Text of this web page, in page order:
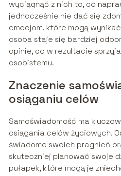
wyciągnąć z nich to, co
jednocześnie nie dać się
emocjom, które mogą
osoba staje się bardziej
opinie, co w rezultacie
osobistemu.
Znaczenie
osiąganiu celów
Samoświadomość ma
osiągania celów życiowych.
świadome swoich pragnień
skuteczniej planować swoje
pułapek, które mogą je